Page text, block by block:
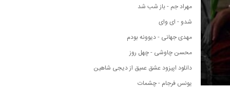
مهراد جم - باز شب شد
شدو - ای وای
مهدی جهانی - دیوونه بودم
محسن چاوشی - چهل روز
دانلود اپیزود عشق عمیق از دیجی شاهین
یونس فرجام - چشمات